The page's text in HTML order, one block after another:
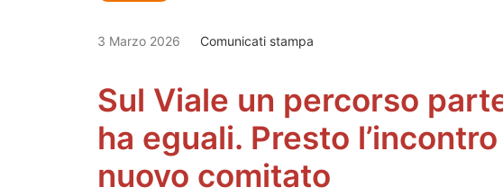
3 Marzo 2026 Comunicati stampa
Sul Viale un percorso
ha eguali. Presto
nuovo comitato